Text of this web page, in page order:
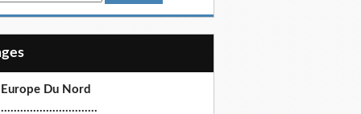
Du Nord